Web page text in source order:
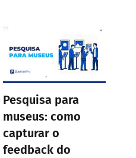
Pesquisa para
museus: como
capturar o
feedback do